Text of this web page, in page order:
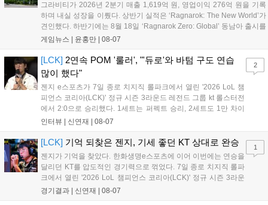
그라비티가 2026년 2분기 매출 1,619억 원, 영업이익 276억 원을 기록
하며 내실 성장을 이뤘다. 상반기 실적은 ‘Ragnarok: The New World’가
견인했다. 하반기에는 8월 18일 ‘Ragnarok Zero: Global’ 동남아 출시를
시작으로 9월 3일 ‘달려라 헤베레케 EX’, 9월 22일 ‘갈바테인’ 등 다양한
이’ 출시가 예정돼 있으며, 2027년에는 ‘Ragnarok 3’ 등 대작을 글로벌
출시할 계획이다. 그라비티는 조인트벤처 설립과 라그나로크 에코 시스
템 구축을 통해 신성장 동력을 확보할 방침이다....
게임뉴스 | 윤홍만 08-07
[LCK] 2연속 POM '룰러', "'듀로'와 바텀 구도 연습
많이 했다"
젠지 e스포츠가 7일 종로 치지직 롤파크에서 열린 '2026 LoL 챔
피언스 코리아(LCK)' 정규 시즌 3라운드 레전드 그룹 kt 롤스터전
에서 2:0으로 승리했다. 1세트는 퍼펙트 승리, 2세트도 1만 차이
를 벌리며 25분 만에 승리하면서 말 그대로 압도적인 경기력을 선
하며 POM에 선정됐...
인터뷰 | 신연재 08-07
2
[LCK] 기억 되찾은 젠지, 기세 좋던 KT 상대로 완승
젠지가 기억을 찾았다. 한화생명e스포츠에 이어 이번에는 연승을
달리던 KT를 압도적인 경기력으로 꺾었다. 7일 종로 치지직 롤파
크에서 열린 '2026 LoL 챔피언스 코리아(LCK)' 정규 시즌 3라운
드 레전드 그룹, kt 롤스터와 젠지 e스포츠의 대결에서 젠지가 압
경기결과 | 신연재 08-07
1